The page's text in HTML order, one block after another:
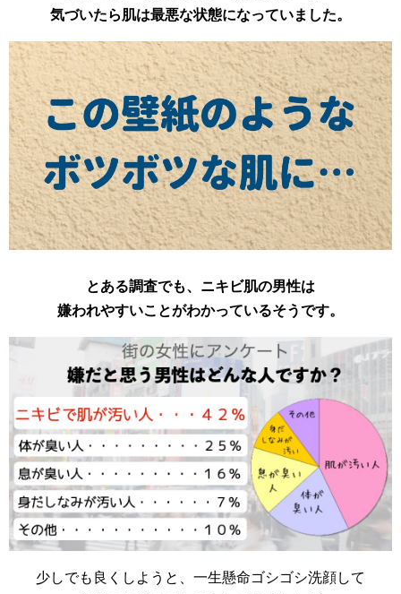
気づいたら肌は最悪な状態になっていました。
とある調査でも、ニキビ肌の男性は
嫌われやすいことがわかっているそうです。
少しでも良くしようと、一生懸命ゴシゴシ洗顔して